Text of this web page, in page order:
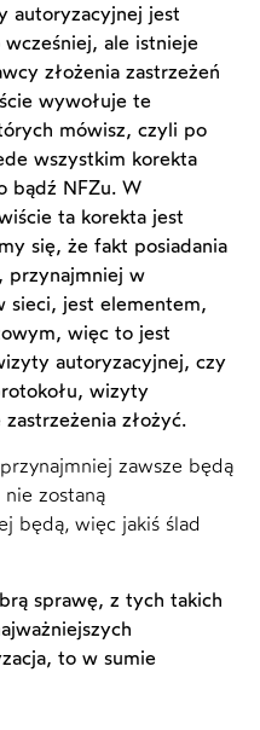
autoryzacyjnej jest
ale istnieje
złożenia zastrzeżeń
wywołuje te
mówisz, czyli po
wszystkim korekta
bądź NFZu. W
ta korekta jest
się, że fakt posiadania
przynajmniej w
sieci, jest elementem,
więc to jest
autoryzacyjnej, czy
wizyty
złożyć.
zawsze będą
zostaną
będą, więc jakiś ślad
sprawę, z tych takich
to w sumie